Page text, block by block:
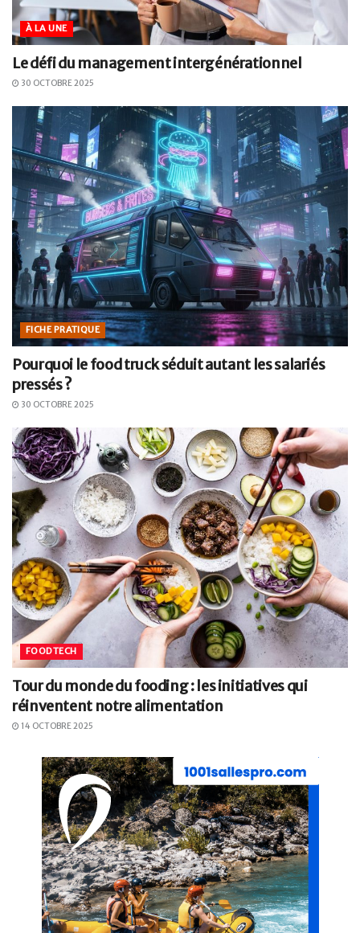
À LA UNE
Le défi du management intergénérationnel
30 OCTOBRE 2025
FICHE PRATIQUE
Pourquoi le food truck séduit autant les salariés
pressés ?
30 OCTOBRE 2025
FOODTECH
Tour du monde du fooding : les initiatives qui
réinventent notre alimentation
14 OCTOBRE 2025